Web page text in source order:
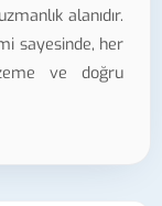
alanıdır.
sayesinde, her
ve doğru